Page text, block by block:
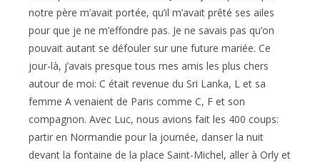
notre père m’avait portée, qu’il m’avait prêté ses ailes
pour que je ne m’effondre pas. Je ne savais pas qu’on
pouvait autant se défouler sur une future mariée. Ce
jour-là, j’avais presque tous mes amis les plus chers
autour de moi: C était revenue du Sri Lanka, L et sa
femme A venaient de Paris comme C, F et son
compagnon. Avec Luc, nous avions fait les 400 coups:
partir en Normandie pour la journée, danser la nuit
devant la fontaine de la place Saint-Michel, aller à Orly et